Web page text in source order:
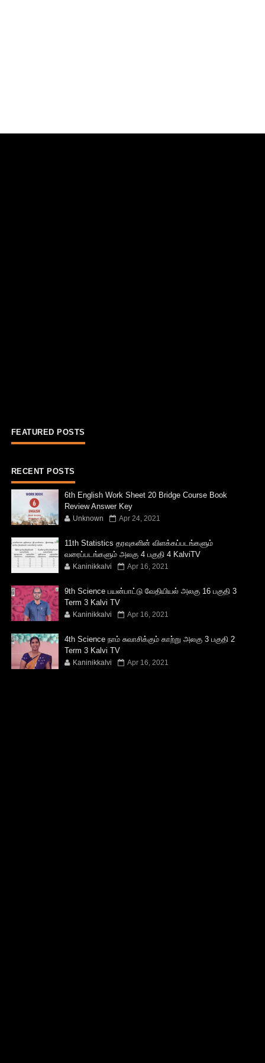
FEATURED POSTS
RECENT POSTS
6th English Work Sheet 20 Bridge Course Book
Review Answer Key
Unknown Apr 24, 2021
11th Statistics தரவுகளின் விளக்கப்படங்களும்
வரைப்படங்களும் அலகு 4 பகுதி 4 KalviTV
Kaninikkalvi Apr 16, 2021
9th Science பயன்பாட்டு வேதியியல் அலகு 16 பகுதி 3
Term 3 Kalvi TV
Kaninikkalvi Apr 16, 2021
4th Science நாம் சுவாசிக்கும் காற்று அலகு 3 பகுதி 2
Term 3 Kalvi TV
Kaninikkalvi Apr 16, 2021